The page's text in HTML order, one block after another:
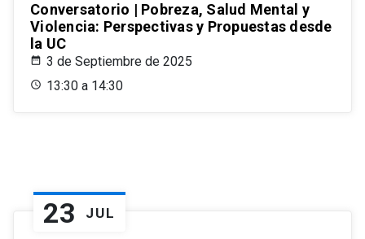
Conversatorio | Pobreza, Salud Mental y
Violencia: Perspectivas y Propuestas desde
la UC
3 de Septiembre de 2025
13:30 a 14:30
23 JUL